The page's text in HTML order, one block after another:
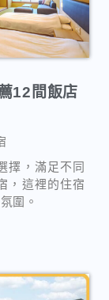
擇，滿足不同
，這裡的住宿